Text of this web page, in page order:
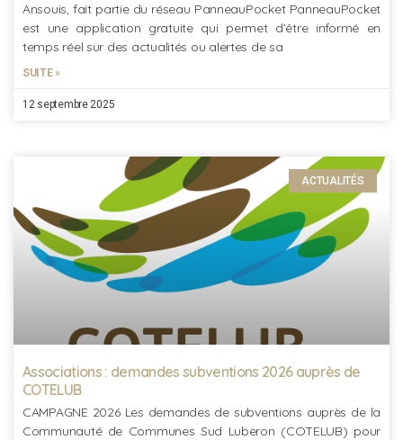
Ansouis, fait partie du réseau PanneauPocket PanneauPocket
est une application gratuite qui permet d’être informé en
temps réel sur des actualités ou alertes de sa
SUITE »
12 septembre 2025
ACTUALITÉS
Associations : demandes subventions 2026 auprès de
COTELUB
CAMPAGNE 2026 Les demandes de subventions auprès de la
Communauté de Communes Sud Luberon (COTELUB) pour